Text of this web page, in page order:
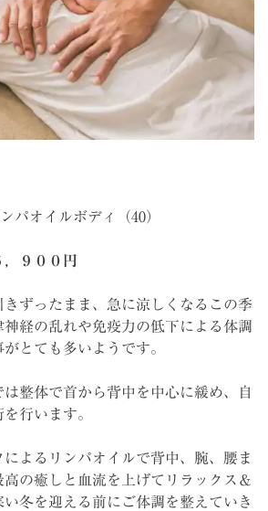
オイルボディ（40）
９００円
きずったまま、急に涼しくなるこの季
経の乱れや免疫力の低下による体調
とても多いようです。
整体で首から背中を中心に緩め、自
行います。
よるリンパオイルで背中、腕、腰ま
の癒しと血流を上げてリラックス＆
冬を迎える前にご体調を整えていき